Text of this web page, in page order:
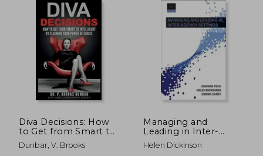
Diva Decisions: How
to Get from Smart to
Intelligent by
Claiming Your Power
Dunbar, V. Brooks
Managing and
Leading in Inter-
Agency Settings
(Better Partnership
Helen Dickinson